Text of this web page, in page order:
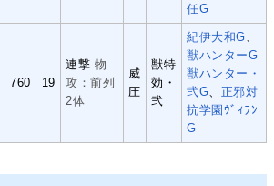
任G
760 19
連撃 物
攻：前列
2体
威
圧
獣特
効・
弐
紀伊大和G
獣ハンターG
獣ハンター・
弐G
正邪対
抗学園ｳﾞｨﾗﾝ
G